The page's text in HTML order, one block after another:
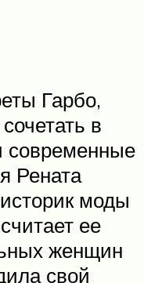
Гарбо,
в
современные
Рената
моды
ее
женщин
свой